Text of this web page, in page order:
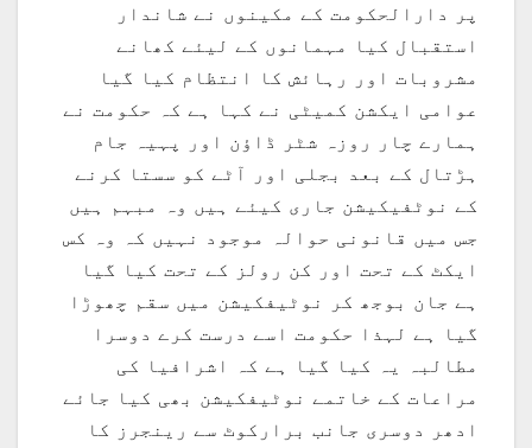
پر دارالحکومت کے مکینوں نے شاندار
استقبال کیا مہمانوں کے لیئے کھانے
مشروبات اور رہائش کا انتظام کیا گیا
عوامی ایکشن کمیٹی نے کہا ہے کہ حکومت نے
ہمارے چار روزہ شٹر ڈاؤن اور پہیہ جام
ہڑتال کے بعد بجلی اور آٹے کو سستا کرنے
کے نوٹفیکیشن جاری کیئے ہیں وہ مبہم ہیں
جس میں قانونی حوالہ موجود نہیں کہ وہ کس
ایکٹ کے تحت اور کن رولز کے تحت کیا گیا
ہے جان بوجھ کر نوٹیفکیشن میں سقم چھوڑا
گیا ہے لہذا حکومت اسے درست کرے دوسرا
مطالبہ یہ کیا گیا ہے کہ اشرافیا کی
مراعات کے خاتمے نوٹیفکیشن بھی کیا جائے
ادھر دوسری جانب برارکوٹ سے رینجرز کا